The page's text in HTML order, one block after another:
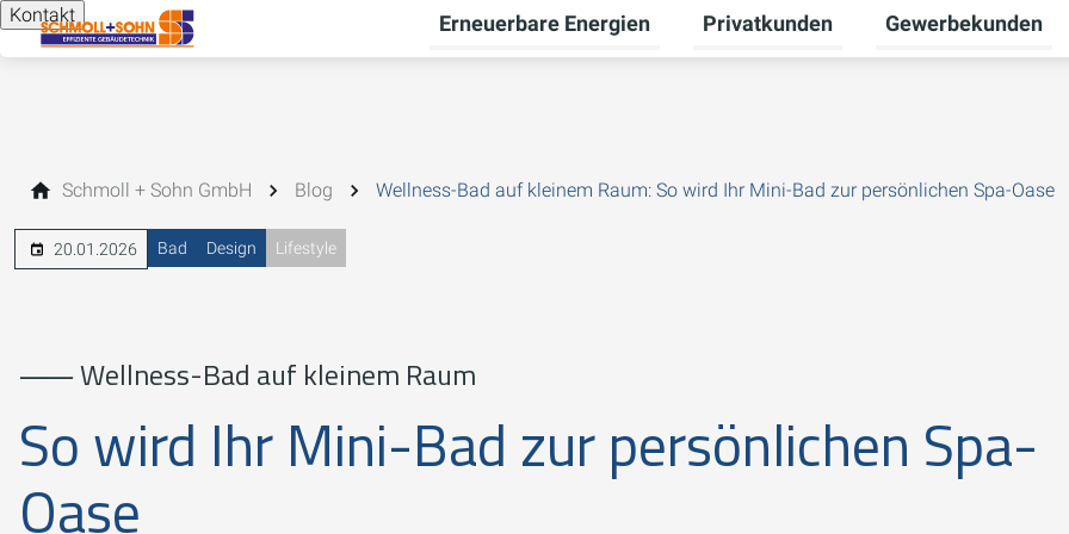
Kontakt Erneuerbare Energien
Untermenü für Erneuerbare Energien
Privatkunden
Untermenü für
Gewerbekunden
Schmoll + Sohn GmbH Blog Wellness-Bad auf kleinem Raum: So wird Ihr Mini-Bad zur persönlichen Spa-Oase
20.01.2026 Bad Design Lifestyle
⸺ Wellness-Bad auf kleinem Raum
So wird Ihr Mini-Bad zur persönlichen Spa-
Oase